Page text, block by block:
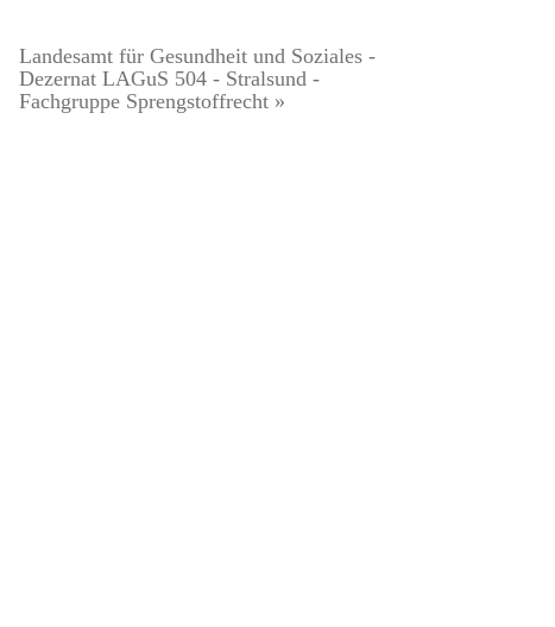
Landesamt für Gesundheit und Soziales -
Dezernat LAGuS 504 - Stralsund -
Fachgruppe Sprengstoffrecht »